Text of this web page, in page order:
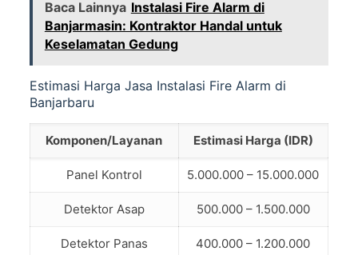
Baca Lainnya Instalasi Fire Alarm di
Banjarmasin: Kontraktor Handal untuk
Keselamatan Gedung
Estimasi Harga Jasa Instalasi Fire Alarm di
Banjarbaru
Komponen/Layanan Estimasi Harga (IDR)
Panel Kontrol 5.000.000 – 15.000.000
Detektor Asap 500.000 – 1.500.000
Detektor Panas 400.000 – 1.200.000